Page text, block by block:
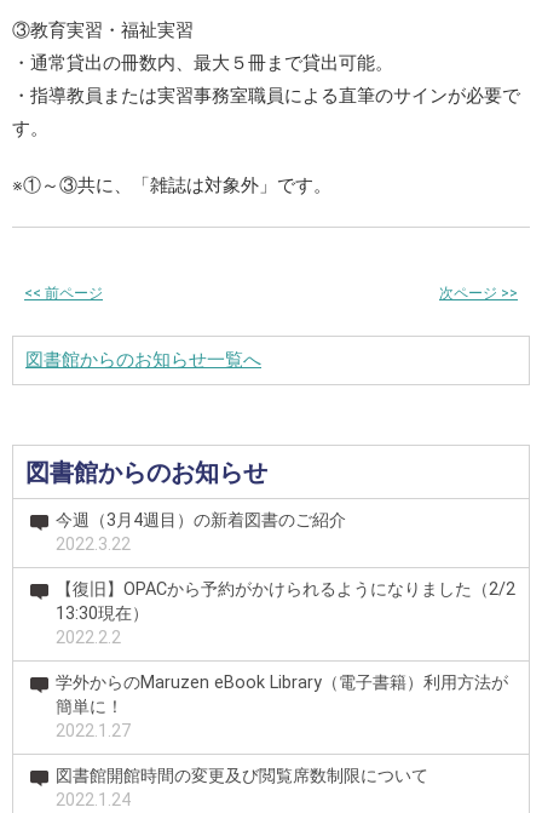
③教育実習・福祉実習
・通常貸出の冊数内、最大５冊まで貸出可能。
・指導教員または実習事務室職員による直筆のサインが必要で
す。
※①～③共に、「雑誌は対象外」です。
<< 前ページ 次ページ >>
図書館からのお知らせ一覧へ
図書館からのお知らせ
今週（3月4週目）の新着図書のご紹介
2022.3.22
【復旧】OPACから予約がかけられるようになりました（2/2
13:30現在）
2022.2.2
学外からのMaruzen eBook Library（電子書籍）利用方法が
簡単に！
2022.1.27
図書館開館時間の変更及び閲覧席数制限について
2022.1.24